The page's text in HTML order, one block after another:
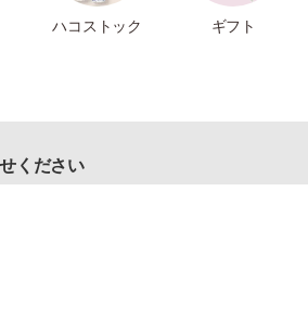
ハコストック ギフト
ください